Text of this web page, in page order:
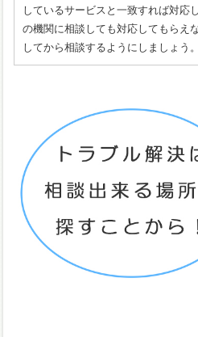
しているサービスと一致すれば対応
の機関に相談しても対応してもらえ
してから相談するようにしましょう。